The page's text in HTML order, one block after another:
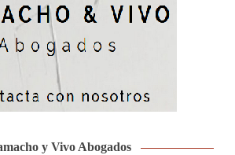
y Vivo Abogados